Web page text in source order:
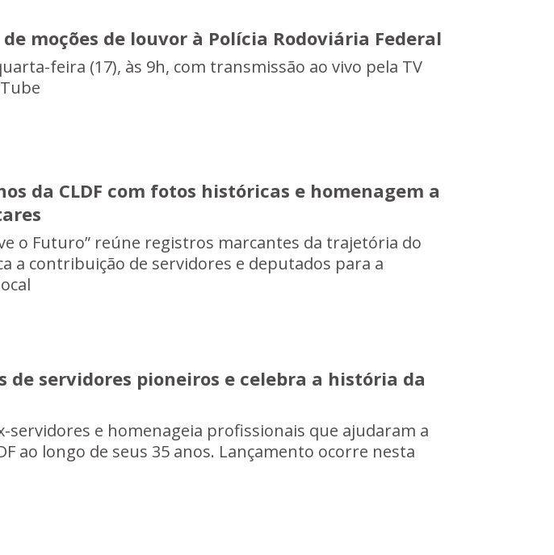
moções de louvor à Polícia Rodoviária Federal
feira (17), às 9h, com transmissão ao vivo pela TV
da CLDF com fotos históricas e homenagem a
o Futuro” reúne registros marcantes da trajetória do
a contribuição de servidores e deputados para a
de servidores pioneiros e celebra a história da
servidores e homenageia profissionais que ajudaram a
ao longo de seus 35 anos. Lançamento ocorre nesta